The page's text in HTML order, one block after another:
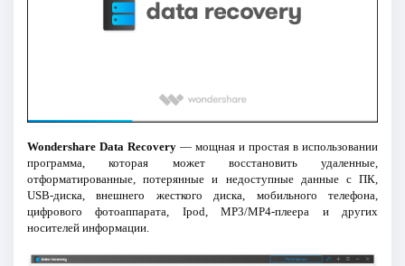
Wondershare Data Recovery— мощная и простая в использовании
программа, которая может восстановить удаленные,
отформатированные, потерянные и недоступные данные с ПК,
USB-диска, внешнего жесткого диска, мобильного телефона,
цифрового фотоаппарата, Ipod, MP3/MP4-плеера и других
носителей информации.